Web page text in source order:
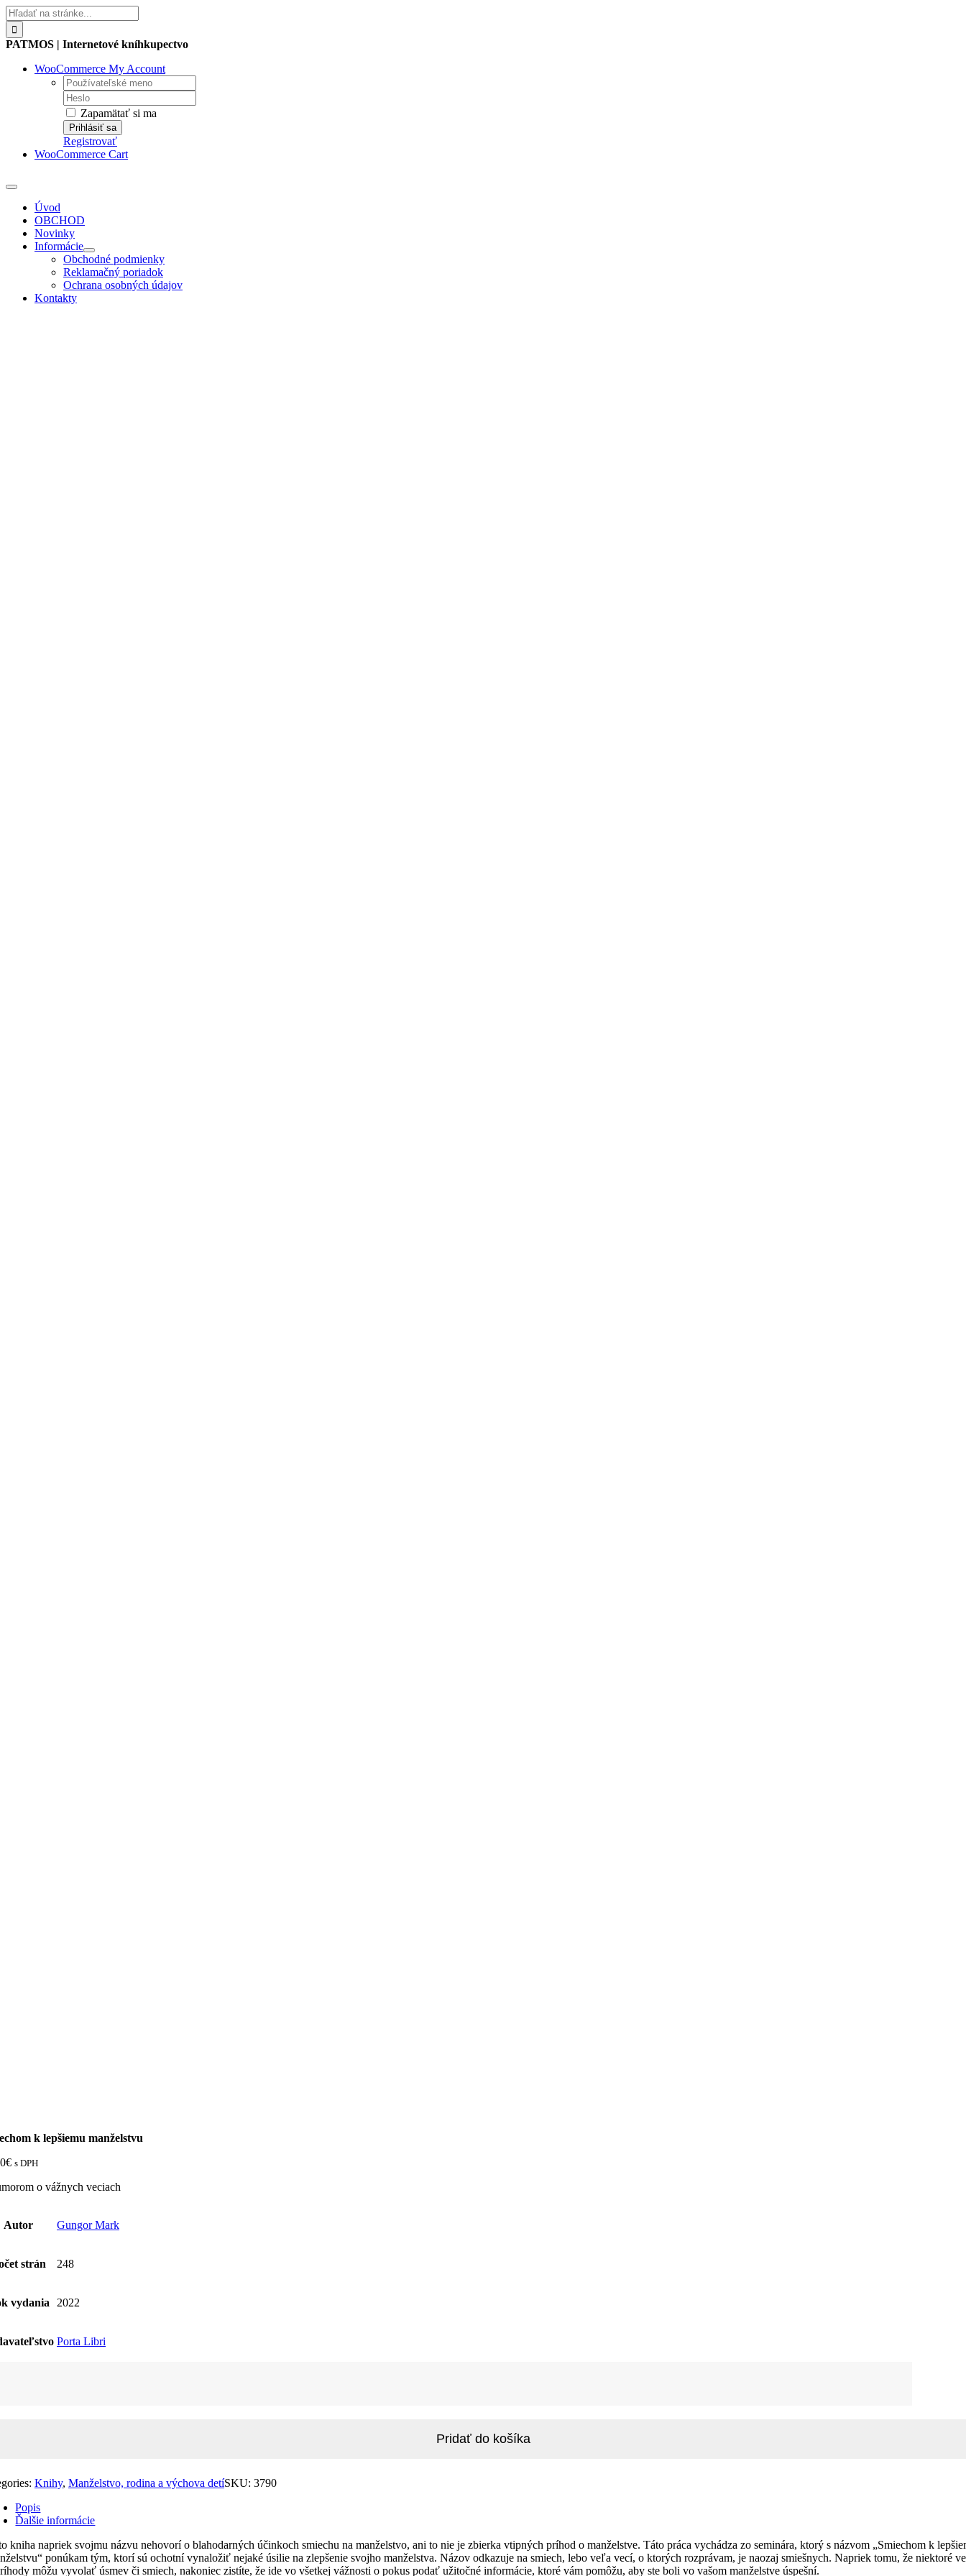
Skip
to
content
Hľadať:
PATMOS | Internetové kníhkupectvo
WooCommerce My Account
Username:
Password:
Zapamätať si ma
Registrovať
WooCommerce Cart
Toggle
Navigation
Úvod
OBCHOD
Novinky
Informácie
Obchodné podmienky
Reklamačný poriadok
Ochrana osobných údajov
Kontakty
k lepšiemu manželstvu
€ s DPH
o vážnych veciach
Autor Gungor Mark
strán 248
vydania 2022
Porta Libri
Pridať do košíka
Knihy, Manželstvo, rodina a výchova detíSKU: 3790
Popis
Ďalšie informácie
kniha napriek svojmu názvu nehovorí o blahodarných účinkoch smiechu na manželstvo, ani to nie je zbierka vtipných príhod o manželstve. Táto práca vychádza zo seminára, ktorý s názvom „Smiechom k
ponúkam tým, ktorí sú ochotní vynaložiť nejaké úsilie na zlepšenie svojho manželstva. Názov odkazuje na smiech, lebo veľa vecí, o ktorých rozprávam, je naozaj smiešnych. Napriek tomu, že niektoré
môžu vyvolať úsmev či smiech, nakoniec zistíte, že ide vo všetkej vážnosti o pokus podať užitočné informácie, ktoré vám pomôžu, aby ste boli vo vašom manželstve úspešní.